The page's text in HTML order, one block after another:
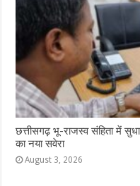
छत्तीसगढ़ भू-राजस्व संहिता में
का नया सवेरा
August 3, 2026